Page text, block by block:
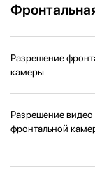
Разрешение
камеры
Разрешение видео
фронтальной